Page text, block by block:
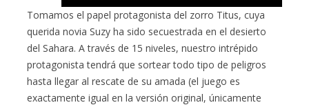
Tomamos el papel protagonista del zorro Titus, cuya
querida novia Suzy ha sido secuestrada en el desierto
del Sahara. A través de 15 niveles, nuestro intrépido
protagonista tendrá que sortear todo tipo de peligros
hasta llegar al rescate de su amada (el juego es
exactamente igual en la versión original, únicamente